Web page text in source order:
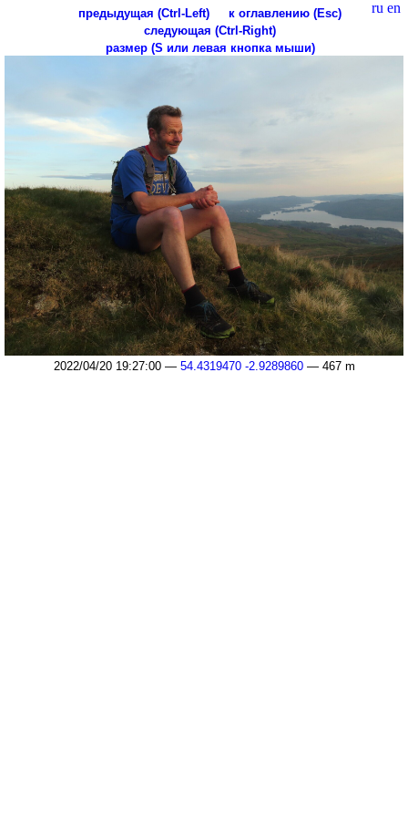
ru en
предыдущая (Ctrl-Left)
к оглавлению (Esc)
следующая (Ctrl-Right)
размер (S или левая кнопка мыши)
2022/04/20 19:27:00 — 54.4319470 -2.9289860— 467 m